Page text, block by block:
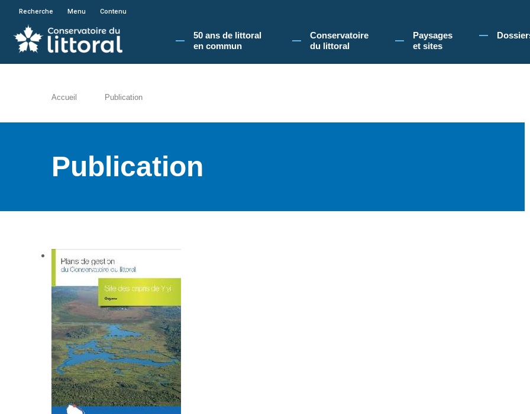
En poursuivant votre navigation sur le site du Conservatoire du littoral, vous acceptez l'utilisation de cookies pour vous
Recherche Menu Contenu
50 ans de littoral
en commun​
Conservatoire
du littoral
Paysages
et sites
Accueil Publication
Publication